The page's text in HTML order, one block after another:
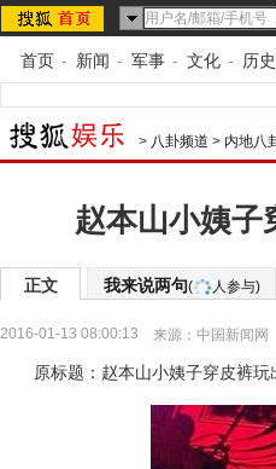
首页 - 新闻 - 军事 - 文化 - 历史
> 八卦频道 > 内地八
赵本山小姨子
正文 我来说两句( 人参与)
2016-01-13 08:00:13 来源： 中国新闻网
原标题：赵本山小姨子穿皮裤